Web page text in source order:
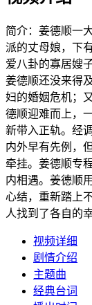
简介： 姜德顺一
派的丈母娘，下
爱八卦的寡居嫂
姜德顺还没来得
妇的婚姻危机；
德顺迎难而上，
新带入正轨。经
内外早有先例，
牵挂。姜德顺专
内相遇。姜德顺
心结，重新踏上
人找到了各自的
视频详细
剧情介绍
主题曲
经典台词